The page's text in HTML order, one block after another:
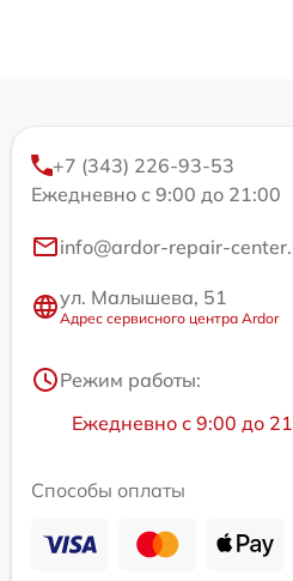
+7 (343) 226-93-53
Ежедневно с 9:00 до 21:00
info@ardor-repair-
ул. Малышева, 51
Адрес сервисного центра Ardor
Режим работы:
Ежедневно с 9:00 до
Способы оплаты